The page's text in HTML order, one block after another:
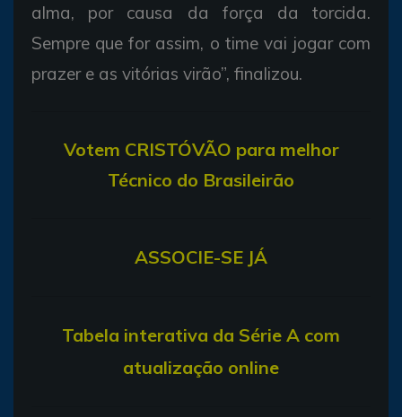
alma, por causa da força da torcida.
Sempre que for assim, o time vai jogar com
prazer e as vitórias virão”, finalizou.
Votem CRISTÓVÃO para melhor
Técnico do Brasileirão
ASSOCIE-SE JÁ
Tabela interativa da Série A com
atualização online